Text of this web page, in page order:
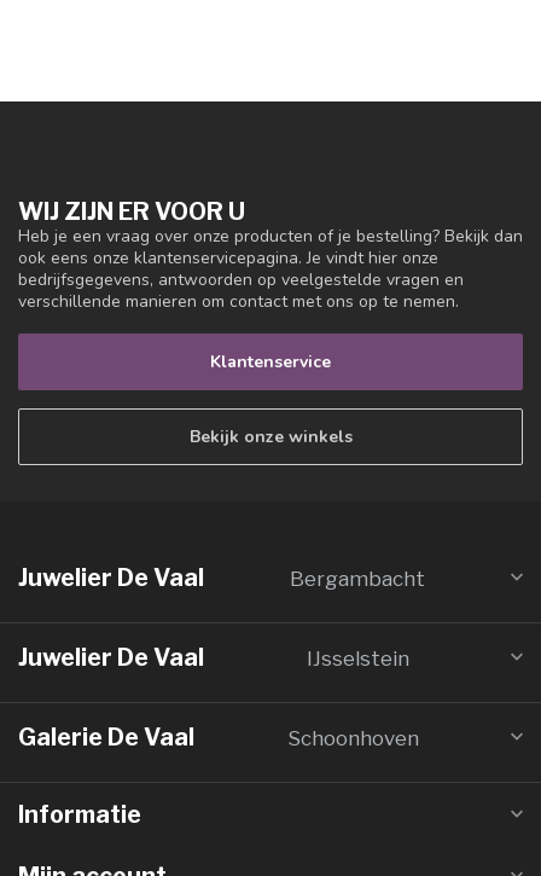
WIJ ZIJN ER VOOR U
Heb je een vraag over onze producten of je bestelling? Bekijk dan
ook eens onze klantenservicepagina. Je vindt hier onze
bedrijfsgegevens, antwoorden op veelgestelde vragen en
verschillende manieren om contact met ons op te nemen.
Klantenservice
Bekijk onze winkels
Juwelier De Vaal Bergambacht
Juwelier De Vaal IJsselstein
Galerie De Vaal Schoonhoven
Informatie